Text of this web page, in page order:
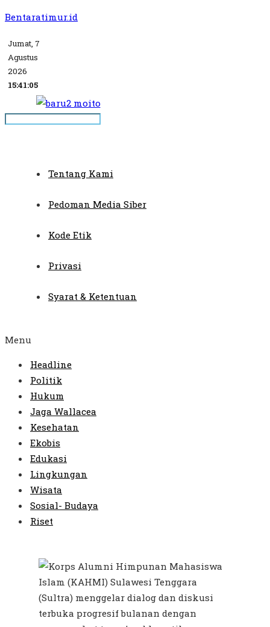
Bentaratimur.id
Jumat, 7
Agustus
2026
15:41:05
Tentang Kami
Pedoman Media Siber
Kode Etik
Privasi
Syarat & Ketentuan
Menu
Headline
Politik
Hukum
Jaga Wallacea
Kesehatan
Ekobis
Edukasi
Lingkungan
Wisata
Sosial- Budaya
Riset